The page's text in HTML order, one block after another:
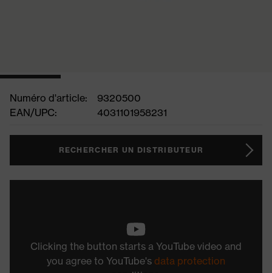
Numéro d'article:
9320500
EAN/UPC:
4031101958231
RECHERCHER UN DISTRIBUTEUR
Clicking the button starts a YouTube video and
you agree to YouTube's data protection